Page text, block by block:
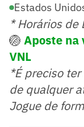
Estados
* Horários de
🏐 Aposte na
VNL
*É preciso
de qualquer
Jogue de